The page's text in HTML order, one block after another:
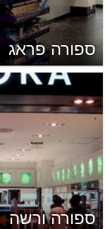
ספורה פראג
ספורה ורשה